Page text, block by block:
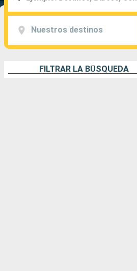
Nuestros destinos
FILTRAR LA BÚSQUEDA